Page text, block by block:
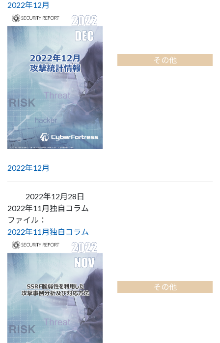
2022年12月
その他
2022年12月
2022年12月28日
2022年11月独自コラム
ファイル：
2022年11月独自コラム
その他